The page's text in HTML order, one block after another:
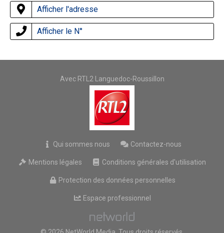
Afficher l'adresse
Afficher le N°
Avec RTL2 Languedoc-Roussillon
Qui sommes nous Contactez-nous
Mentions légales Conditions générales d'utilisation
Protection des données personnelles
Espace professionnel